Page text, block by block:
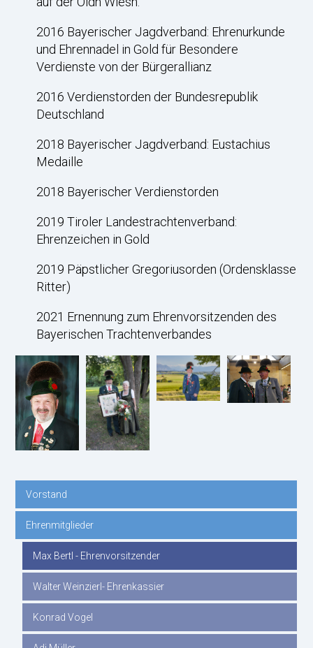
2016 Bayerischer Jagdverband: Ehrenurkunde
und Ehrennadel in Gold für Besondere
Verdienste von der Bürgerallianz
2016 Verdienstorden der Bundesrepublik
Deutschland
2018 Bayerischer Jagdverband: Eustachius
Medaille
2018 Bayerischer Verdienstorden
2019 Tiroler Landestrachtenverband:
Ehrenzeichen in Gold
2019 Päpstlicher Gregoriusorden (Ordensklasse
Ritter)
2021 Ernennung zum Ehrenvorsitzenden des
Bayerischen Trachtenverbandes
Navigation
überspringen
Vorstand
Ehrenmitglieder
Max Bertl - Ehrenvorsitzender
Walter Weinzierl- Ehrenkassier
Konrad Vogel